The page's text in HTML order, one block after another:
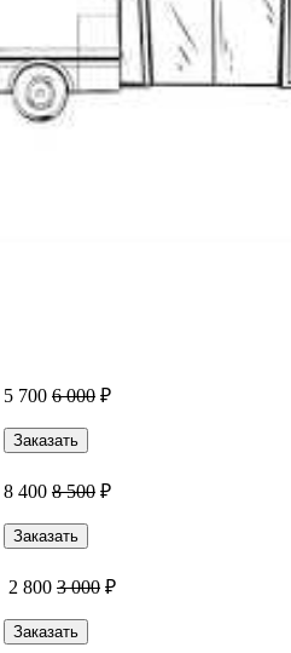
5 700 6 000 ₽
Заказать
8 400 8 500 ₽
Заказать
2 800 3 000 ₽
Заказать